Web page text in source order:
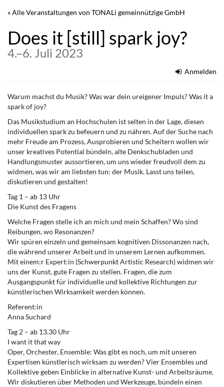
Zum
springen
« Alle Veranstaltungen von TONALi gemeinnützige GmbH
Does it [still] spark joy?
4.–bis
6. Juli 2023
Anmelden
Warum machst du Musik? Was war dein ureigener Impuls? Was it a
spark of joy?
Das Musikstudium an Hochschulen ist selten in der Lage, diesen
individuellen spark zu befeuern und zu nähren. Auf der Suche nach
mehr Freude am Prozess, Ausprobieren und Scheitern wollen wir
unser kreatives Potential bündeln, alte Denkschubladen und
Handlungsmuster aussortieren, um uns wieder freudvoll dem zu
widmen, was wir am liebsten tun: der Musik. Lasst uns teilen,
diskutieren und gestalten!
Tag 1 – ab 13 Uhr
Die Kunst des Fragens
Welche Fragen stelle ich an mich und mein Schaffen? Wo sind
Reibungen, wo Resonanzen?
Wir spüren einzeln und gemeinsam kognitiven Dissonanzen nach,
die während unserer Arbeit und in unserem Lernen aufkommen.
Mit einem:r Expert:in (Schwerpunkt Artistic Research) widmen wir
uns der Kunst, gute Fragen zu stellen. Fragen, die zum
Ausgangspunkt für individuelle und kollektive Richtungen zur
künstlerischen Wirksamkeit werden können.
Referent:in
Anna Suchard
Tag 2 – ab 13.30 Uhr
I want it that way
Oper, Orchester, Ensemble: Was gibt es noch, um mit unseren
Expertisen künstlerisch wirksam zu werden? Vier Ensembles und
Kollektive geben Einblicke in alternative Kunst- und Arbeitsräume.
Wir diskutieren über Methoden und Werkzeuge, bündeln einen